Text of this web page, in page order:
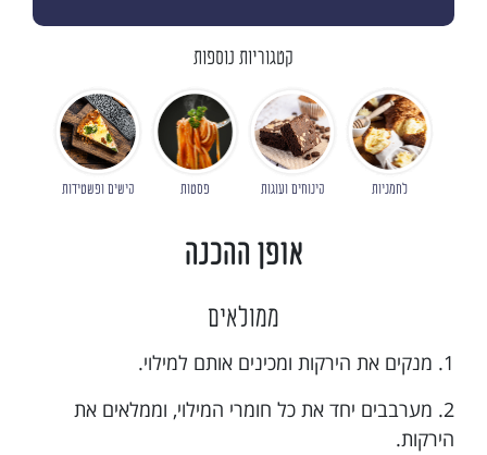
קטגוריות נוספות
לחמניות קינוחים ועוגות פסטות קישים ופשטידות
אופן ההכנה
ממולאים
1. מנקים את הירקות ומכינים אותם למילוי.
2. מערבבים יחד את כל חומרי המילוי, וממלאים את
הירקות.